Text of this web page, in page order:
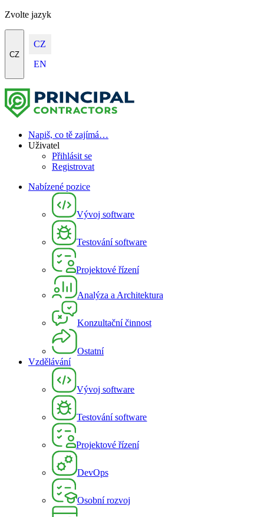
Zvolte jazyk
CZ
CZ
EN
Napiš, co tě zajímá…
Uživatel
Přihlásit se
Registrovat
Nabízené pozice
Vývoj software
Testování software
Projektové řízení
Analýza a Architektura
Konzultační činnost
Ostatní
Vzdělávání
Vývoj software
Testování software
Projektové řízení
DevOps
Osobní rozvoj